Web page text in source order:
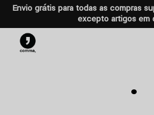
Envio grátis para todas as compras
excepto artigos em
.